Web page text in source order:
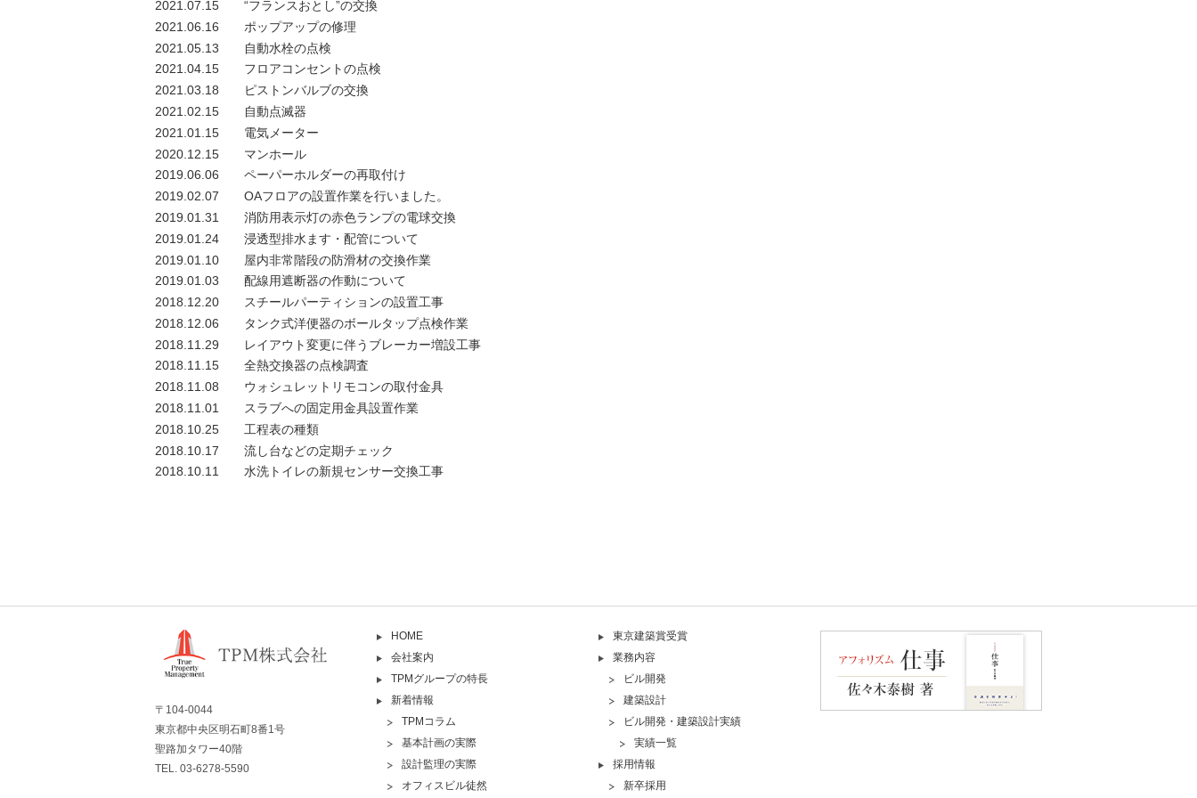
2021.07.15
“フランスおとし”の交換
2021.06.16
ポップアップの修理
2021.05.13
自動水栓の点検
2021.04.15
フロアコンセントの点検
2021.03.18
ピストンバルブの交換
2021.02.15
自動点滅器
2021.01.15
電気メーター
2020.12.15
マンホール
2019.06.06
ペーパーホルダーの再取付け
2019.02.07
OAフロアの設置作業を行いました。
2019.01.31
消防用表示灯の赤色ランプの電球交換
2019.01.24
浸透型排水ます・配管について
2019.01.10
屋内非常階段の防滑材の交換作業
2019.01.03
配線用遮断器の作動について
2018.12.20
スチールパーティションの設置工事
2018.12.06
タンク式洋便器のボールタップ点検作業
2018.11.29
レイアウト変更に伴うブレーカー増設工事
2018.11.15
全熱交換器の点検調査
2018.11.08
ウォシュレットリモコンの取付金具
2018.11.01
スラブへの固定用金具設置作業
2018.10.25
工程表の種類
2018.10.17
流し台などの定期チェック
2018.10.11
水洗トイレの新規センサー交換工事
〒104-0044
東京都中央区明石町8番1号
聖路加タワー40階
TEL. 03-6278-5590
HOME
会社案内
TPMグループの特長
新着情報
TPMコラム
基本計画の実際
設計監理の実際
オフィスビル徒然
東京建築賞受賞
業務内容
ビル開発
建築設計
ビル開発・建築設計実績
実績一覧
採用情報
新卒採用